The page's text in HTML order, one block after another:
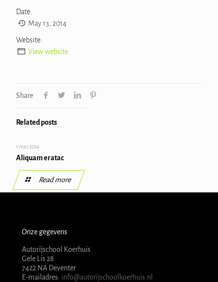
Date:
May 13, 2014
Website:
View website
Share
Related posts
1 mei 2014
Aliquam eratac
Read more
Onze gegevens
Autorijschool Koerhuis
Gele Lis 28
7422 NA Deventer
E-mailadres: info@autorijschoolkoerhuis.nl